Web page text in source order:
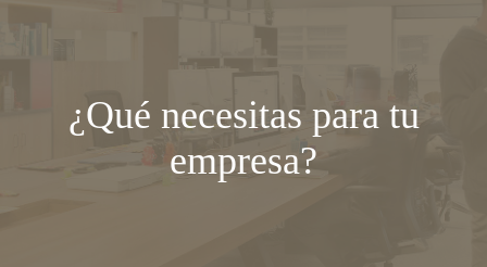
¿Qué necesitas para tu
empresa?